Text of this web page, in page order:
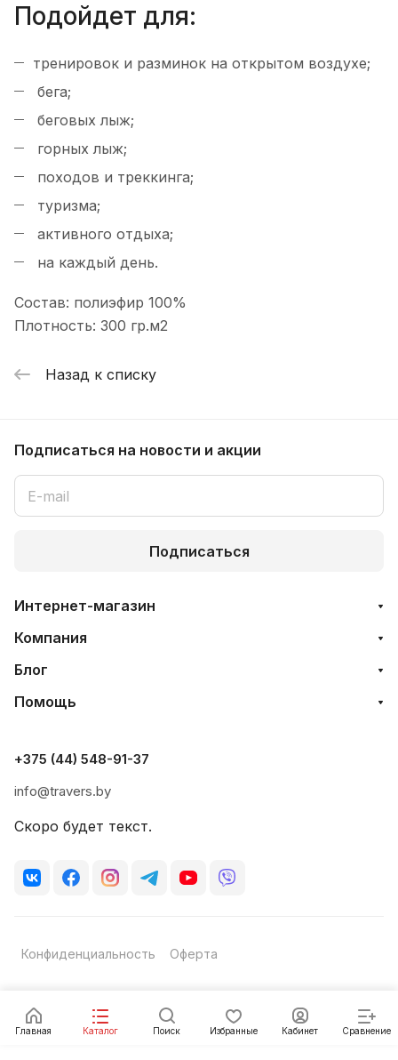
Подойдет для:
тренировок и разминок на открытом воздухе;
бега;
беговых лыж;
горных лыж;
походов и треккинга;
туризма;
активного отдыха;
на каждый день.
Состав: полиэфир 100%
Плотность: 300 гр.м2
Назад к списку
Главная Каталог Поиск Избранные Кабинет Сравнение
Подписаться на новости и акции
Подписаться
Интернет-магазин
Компания
Блог
Помощь
+375 (44) 548-91-37
info@travers.by
Скоро будет текст.
Конфиденциальность Оферта